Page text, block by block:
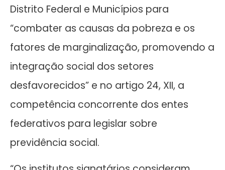
Distrito Federal e Municípios para
“combater as causas da pobreza e os
fatores de marginalização, promovendo a
integração social dos setores
desfavorecidos” e no artigo 24, XII, a
competência concorrente dos entes
federativos para legislar sobre
previdência social.